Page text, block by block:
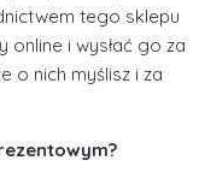
tego sklepu
i wysłać go za
o nich myślisz i za